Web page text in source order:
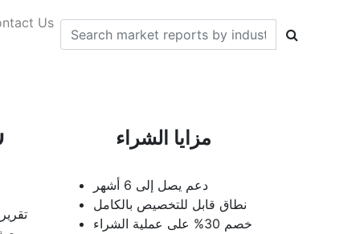
Us
مزايا الشراء
دعم يصل إلى 6 أشهر
نطاق قابل للتخصيص بالكامل
خصم 30% على عملية الشراء